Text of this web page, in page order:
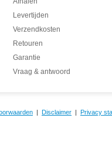
Levertijden
Verzendkosten
Retouren
Garantie
Vraag & antwoord
| Disclaimer | Privacy